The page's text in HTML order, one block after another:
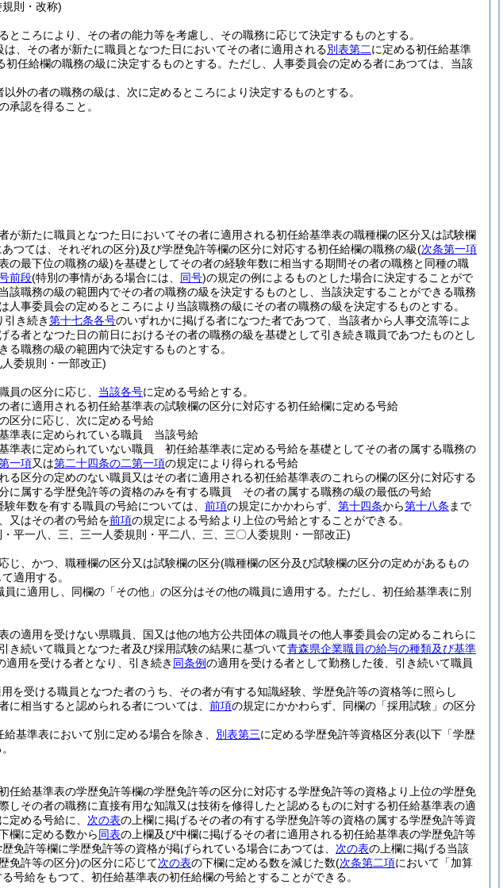
則・改称)
ころにより、その者の能力等を考慮し、その職務に応じて決定するものとする。
、その者が新たに職員となつた日においてその者に適用される別表第二に定める初任給基準
任給欄の職務の級に決定するものとする。 ただし、人事委員会の定める者にあつては、当該
外の者の職務の級は、次に定めるところにより決定するものとする。
承認を得ること。
が新たに職員となつた日においてその者に適用される初任給基準表の職種欄の区分又は試験欄
つては、それぞれの区分)及び学歴免許等欄の区分に対応する初任給欄の職務の級(次条第一項
の最下位の職務の級)を基礎としてその者の経験年数に相当する期間その者の職務と同種の職
前段(特別の事情がある場合には、 同号)の規定の例によるものとした場合に決定することがで
該職務の級の範囲内でその者の職務の級を決定するものとし、当該決定することができる職務
事委員会の定めるところにより当該職務の級にその者の職務の級を決定するものとする。
き続き第十七条各号のいずれかに掲げる者になつた者であつて、当該者から人事交流等によ
る者となつた日の前日におけるその者の職務の級を基礎として引き続き職員であつたものとし
職務の級の範囲内で決定するものとする。
委規則・一部改正)
員の区分に応じ、 当該各号に定める号給とする。
に適用される初任給基準表の試験欄の区分に対応する初任給欄に定める号給
区分に応じ、次に定める号給
準表に定められている職員 当該号給
準表に定められていない職員 初任給基準表に定める号給を基礎としてその者の属する職務の
一項又は第二十四条の二第一項の規定により得られる号給
る区分の定めのない職員又はその者に適用される初任給基準表のこれらの欄の区分に対応する
に属する学歴免許等の資格のみを有する職員 その者の属する職務の級の最低の号給
年数を有する職員の号給については、 前項の規定にかかわらず、 第十四条から第十八条 まで
又はその者の号給を前項の規定による号給より上位の号給とすることができる。
平一八、三、三一人委規則・平二八、三、三〇人委規則・一部改正)
じ、かつ、職種欄の区分又は試験欄の区分(職種欄の区分及び試験欄の区分の定めがあるもの
適用する。
に適用し、同欄の「その他」の区分はその他の職員に適用する。 ただし、初任給基準表に別
の適用を受けない県職員、国又は他の地方公共団体の職員その他人事委員会の定めるこれらに
き続いて職員となつた者及び採用試験の結果に基づいて青森県企業職員の給与の種類及び基準
適用を受ける者となり、引き続き 同条例の適用を受ける者として勤務した後、引き続いて職員
を受ける職員となつた者のうち、その者が有する知識経験、学歴免許等の資格等に照らし
相当すると認められる者については、 前項の規定にかかわらず、同欄の「採用試験」の区分
基準表において別に定める場合を除き、 別表第三に定める学歴免許等資格区分表(以下「学歴
任給基準表の学歴免許等欄の学歴免許等の区分に対応する学歴免許等の資格より上位の学歴免
その者の職務に直接有用な知識又は技術を修得したと認めるものに対する初任給基準表の適
定める号給に、 次の表の上欄に掲げるその者の有する学歴免許等の資格の属する学歴免許等資
欄に定める数から同表の上欄及び中欄に掲げるその者に適用される初任給基準表の学歴免許等
免許等欄に学歴免許等の資格が掲げられている場合にあつては、 次の表の上欄に掲げる当該
免許等の区分)の区分に応じて次の表の下欄に定める数を減じた数(次条第二項において「加算
号給をもつて、初任給基準表の初任給欄の号給とすることができる。